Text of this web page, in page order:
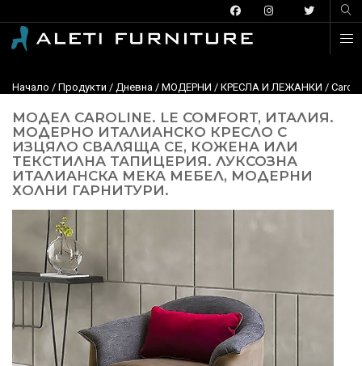
Начало / Продукти / Дневна / МОДЕРНИ / КРЕСЛА И ЛЕЖАНКИ /
МОДЕЛ CAROLINE. LE COMFORT, ИТАЛИЯ.
МОДЕРНО ИТАЛИАНСКО КРЕСЛО С
ИЗЦЯЛО СВАЛЯЩА СЕ, КОЖЕНА ИЛИ
ТЕКСТИЛНА ТАПИЦЕРИЯ. ЛУКСОЗНА
ИТАЛИАНСКА МЕКА МЕБЕЛ, МОДЕРНИ
ХОЛНИ ГАРНИТУРИ.